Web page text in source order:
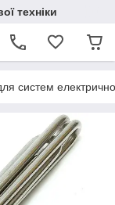
техніки
систем